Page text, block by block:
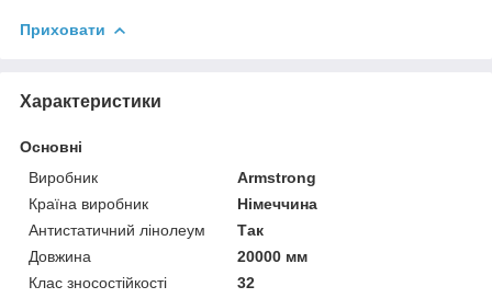
Приховати
Характеристики
Основні
Виробник
Armstrong
Країна виробник
Німеччина
Антистатичний лінолеум
Так
Довжина
20000 мм
Клас зносостійкості
32